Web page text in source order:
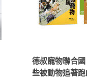
德叔寵物聯合國
些被動物追著跑